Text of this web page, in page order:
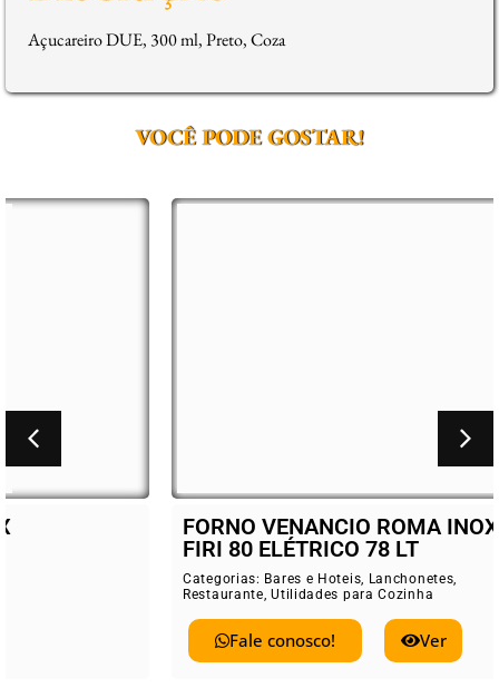
Açucareiro DUE, 300 ml, Preto, Coza
VOCÊ PODE GOSTAR!
FORNO VENANCIO ROMA INOX
FIRI 80 ELÉTRICO 78 LT
Bares e Hoteis,Lanchonetes
Utilidades para Cozinha
Ver